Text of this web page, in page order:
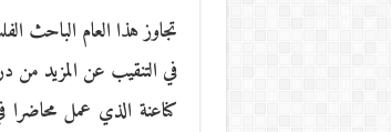
تجاوز هذا العام الباحث
في التنقيب عن المزيد من